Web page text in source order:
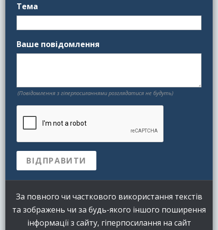
Тема
Ваше повідомлення
(Повідомлення з гіперпосиланнями розглядатися не будуть)
За повного чи часткового використання текстів
та зображень чи за будь-якого іншого поширення
інформації з сайту, гіперпосилання на сайт